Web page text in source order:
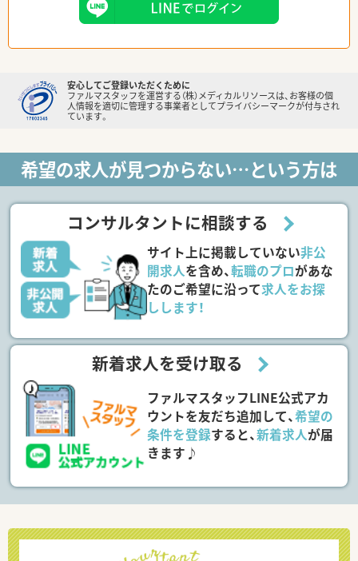
安心してご登録いただくために
ファルマスタッフを運営する（株）メディカルリソースは、お客様の個
人情報を適切に管理する事業者としてプライバシーマークが付与され
ています。
希望の求人が見つからない…という方は
コンサルタントに相談する
サイト上に掲載していない非公
開求人を含め、転職のプロがあな
たのご希望に沿って求人をお探
しします！
新着求人を受け取る
ファルマスタッフLINE公式アカ
ウントを友だち追加して、希望の
条件を登録すると、新着求人が届
きます♪